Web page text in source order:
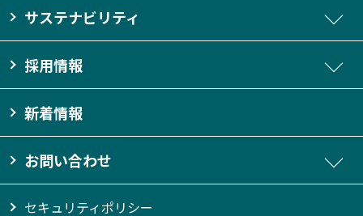
サステナビリティ
採用情報
新着情報
お問い合わせ
セキュリティポリシー